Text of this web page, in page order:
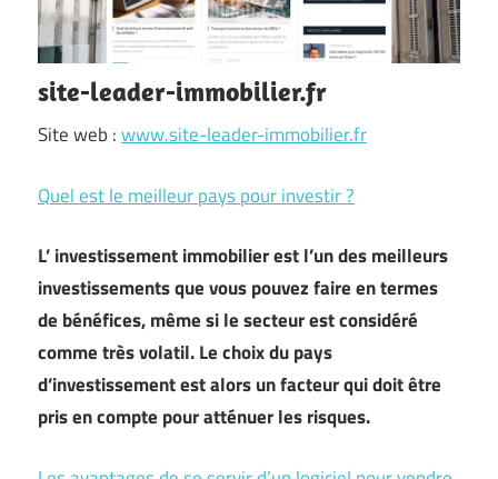
site-leader-immobilier.fr
Site web :www.site-leader-immobilier.fr
Quel est le meilleur pays pour investir ?
L’ investissement immobilier est l’un des meilleurs
investissements que vous pouvez faire en termes
de bénéfices, même si le secteur est considéré
comme très volatil. Le choix du pays
d’investissement est alors un facteur qui doit être
pris en compte pour atténuer les risques.